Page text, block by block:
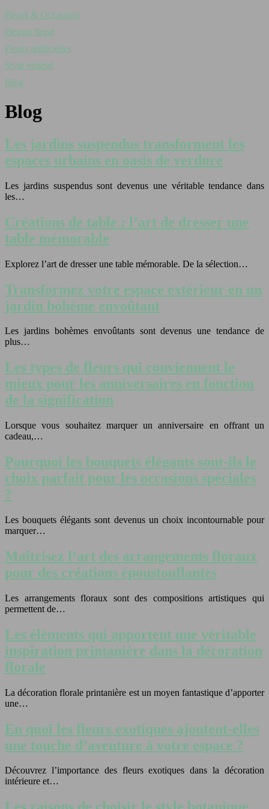
Fleurs & Occasions
Design floral
Fleurs artificielles
Style végétal
Blog
Blog
Les jardins suspendus transforment les
espaces urbains en oasis de verdure
Les jardins suspendus sont devenus une véritable tendance dans
les…
Créations de table : l’art de dresser une
table mémorable
Explorez l’art de dresser une table mémorable. De la sélection…
Transformez votre espace extérieur en un
jardin bohème envoûtant
Les jardins bohèmes envoûtants sont devenus une tendance de
plus…
Les types de fleurs qui conviennent le
mieux pour les anniversaires en fonction
de la signification
Lorsque vous souhaitez marquer un anniversaire en offrant un
cadeau,…
Pourquoi les bouquets élégants sont-ils le
choix parfait pour les occasions spéciales
?
Les bouquets élégants sont devenus un choix incontournable pour
marquer…
Maîtrisez l’art des arrangements floraux
pour des créations époustouflantes
Les arrangements floraux sont des compositions artistiques qui
permettent de…
Les éléments qui apportent une véritable
inspiration printanière dans la décoration
florale
La décoration florale printanière est un moyen fantastique d’apporter
une…
En quoi les fleurs exotiques ajoutent-elles
une touche d’aventure à votre espace ?
Découvrez l’importance des fleurs exotiques dans la décoration
intérieure et…